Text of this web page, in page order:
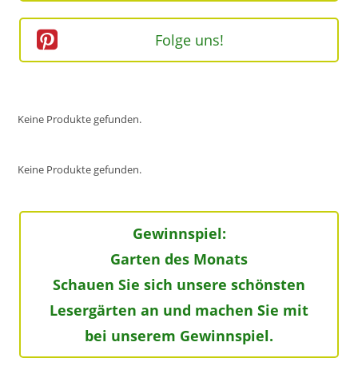
Folge uns!
Keine Produkte gefunden.
Keine Produkte gefunden.
Gewinnspiel:
Garten des Monats
Schauen Sie sich unsere schönsten
Lesergärten an und machen Sie mit
bei unserem Gewinnspiel.